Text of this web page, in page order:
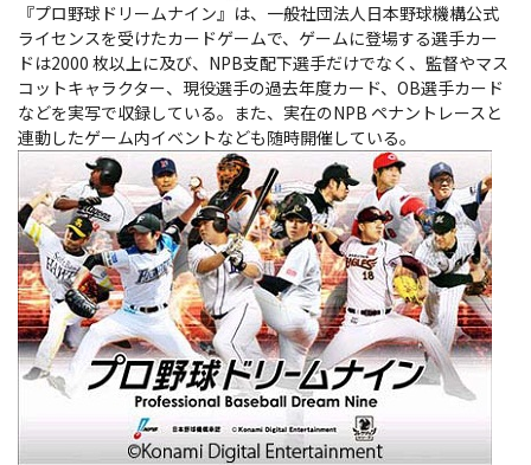
『プロ野球ドリームナイン』は、一般社団法人日本野球機構公式
ライセンスを受けたカードゲームで、ゲームに登場する選手カー
ドは2000 枚以上に及び、NPB支配下選手だけでなく、監督やマス
コットキャラクター、現役選手の過去年度カード、OB選手カード
などを実写で収録している。また、実在のNPB ペナントレースと
連動したゲーム内イベントなども随時開催している。